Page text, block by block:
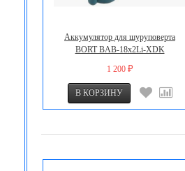
Аккумулятор для шуруповерта
BORT BAB-18x2Li-XDK
1 200 ₽